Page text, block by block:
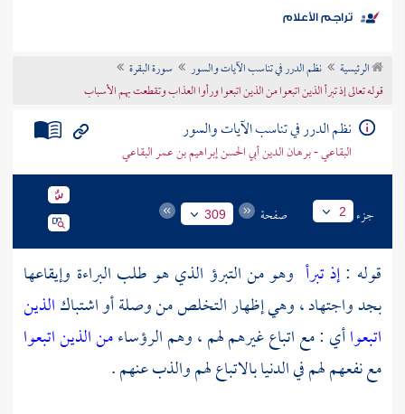
موضوعي
تراجم الأعلام
الرئيسية نظم الدرر في تناسب الآيات والسور
سورة البقرة
قوله تعالى إذ تبرأ الذين اتبعوا من الذين اتبعوا ورأوا العذاب وتقطعت بهم الأسباب
نظم الدرر في تناسب الآيات والسور
البقاعي - برهان الدين أبي الحسن إبراهيم بن عمر البقاعي
جزء 2 صفحة 309
قوله :إذ تبرأ وهو من التبرؤ الذي هو طلب البراءة وإيقاعها
بجد واجتهاد ، وهي إظهار التخلص من وصلة أو اشتباكالذين
اتبعواأي : مع اتباع غيرهم لهم ، وهم الرؤساءمن الذين اتبعوا
مع نفعهم لهم في الدنيا بالاتباع لهم والذب عنهم .